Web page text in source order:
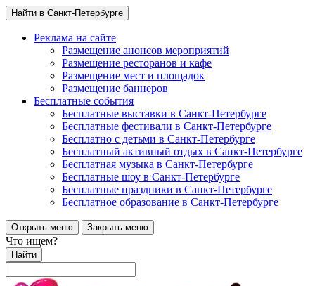
Найти в Санкт-Петербурге
Реклама на сайте
Размещение анонсов мероприятий
Размещение ресторанов и кафе
Размещение мест и площадок
Размещение баннеров
Бесплатные события
Бесплатные выставки в Санкт-Петербурге
Бесплатные фестивали в Санкт-Петербурге
Бесплатно с детьми в Санкт-Петербурге
Бесплатный активный отдых в Санкт-Петербурге
Бесплатная музыка в Санкт-Петербурге
Бесплатные шоу в Санкт-Петербурге
Бесплатные праздники в Санкт-Петербурге
Бесплатное образование в Санкт-Петербурге
Открыть меню Закрыть меню
Что ищем?
Найти